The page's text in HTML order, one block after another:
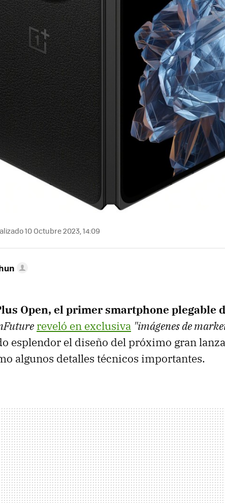
10 Octubre 2023, 14:09
Open, el primer smartphone plegable
reveló en exclusiva "imágenes de
esplendor el diseño del próximo gran
algunos detalles técnicos importantes.